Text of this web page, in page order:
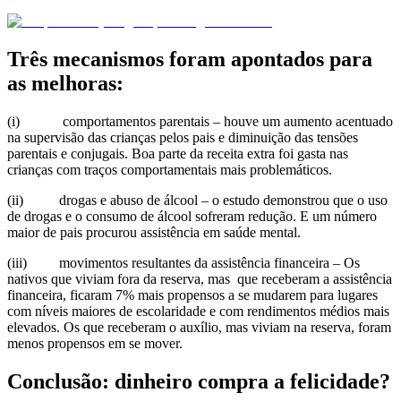
Três mecanismos foram apontados para
as melhoras:
(i) comportamentos parentais – houve um aumento acentuado
na supervisão das crianças pelos pais e diminuição das tensões
parentais e conjugais. Boa parte da receita extra foi gasta nas
crianças com traços comportamentais mais problemáticos.
(ii) drogas e abuso de álcool – o estudo demonstrou que o uso
de drogas e o consumo de álcool sofreram redução. E um número
maior de pais procurou assistência em saúde mental.
(iii) movimentos resultantes da assistência financeira – Os
nativos que viviam fora da reserva, mas que receberam a assistência
financeira, ficaram 7% mais propensos a se mudarem para lugares
com níveis maiores de escolaridade e com rendimentos médios mais
elevados. Os que receberam o auxílio, mas viviam na reserva, foram
menos propensos em se mover.
Conclusão: dinheiro compra a felicidade?